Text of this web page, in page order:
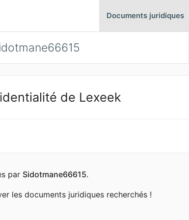
Documents juridiques
de Lexeek
par Sidotmane66615.
les documents juridiques recherchés !